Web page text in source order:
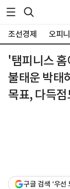
조선경제 오피
'탬피니스
불태운 박태
목표, 다득
구글 검색 ‘우선